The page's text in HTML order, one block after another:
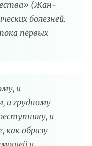
(Жан-
болезней.
первых
и
и грудному
и
как образу